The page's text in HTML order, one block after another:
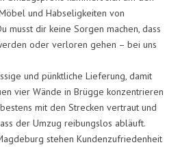
und Habseligkeiten von
musst dir keine Sorgen machen, dass
oder verloren gehen – bei uns
und pünktliche Lieferung, damit
vier Wände in Brügge konzentrieren
mit den Strecken vertraut und
der Umzug reibungslos abläuft.
stehen Kundenzufriedenheit